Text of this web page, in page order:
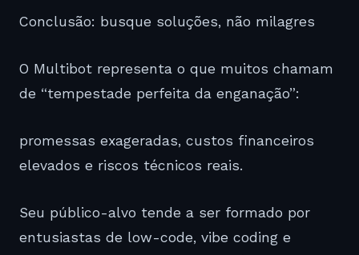
Conclusão: busque soluções, não milagres
O Multibot representa o que muitos chamam
de “tempestade perfeita da enganação”:
promessas exageradas, custos financeiros
elevados e riscos técnicos reais.
Seu público-alvo tende a ser formado por
entusiastas de low-code, vibe coding e